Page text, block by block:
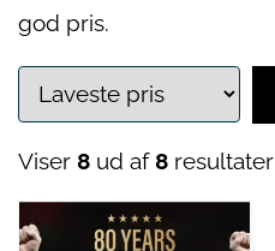
god pris.
Viser 8 ud af8 resultater